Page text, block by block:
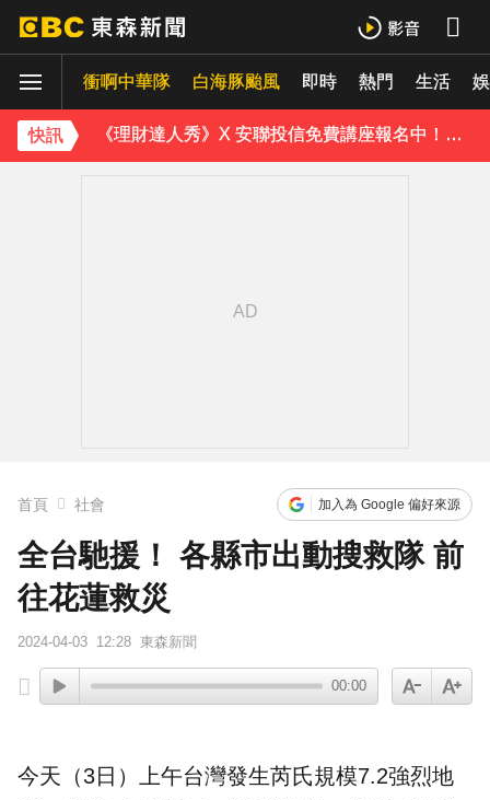
衝啊中華隊 白海豚颱風 即時 熱門 生活
快訊
白海豚進逼會放颱風假？全台各縣市暴風侵襲率曝
《理財達人秀》X 安聯投信免費講座報名中！搶先卡位 2027
首頁 社會 加入為 Google 偏好來源
全台馳援！ 各縣市出動搜救隊 前
往花蓮救災
2024-04-03 12:28 東森新聞
00:00
今天（3日）上午台灣發生芮氏規模7.2強烈地